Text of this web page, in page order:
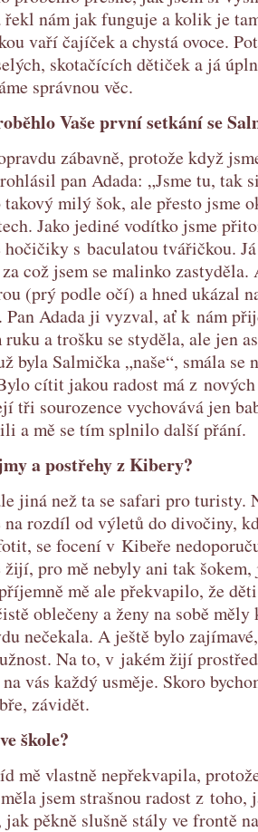
řekl nám jak funguje a kolik je
vaří čajíček a chystá ovoce.
skotačících dětiček a já
správnou věc.
Vaše první setkání se
zábavně, protože když
pan Adada: „Jsme tu, tak
milý šok, ale přesto jsme
Jako jediné vodítko jsme
s baculatou tvářičkou.
což jsem se malinko
(prý podle očí) a hned ukázal
Pan Adada ji vyzval, ať k nám
a trošku se styděla, ale jen
byla Salmička „naše“, smála se
cítit jakou radost má z
tři sourozence vychovává jen
a mě se tím splnilo další přání.
a postřehy z Kibery?
jiná než ta se safari pro turisty.
rozdíl od výletů do divočiny,
se focení v Kibeře
pro mě nebyly ani tak
mě ale překvapilo, že
oblečeny a ženy na sobě měly
nečekala. A ještě bylo
Na to, v jakém žijí
vás každý usměje. Skoro
závidět.
škole?
mě vlastně nepřekvapila,
jsem strašnou radost z toho,
pěkně slušně stály ve frontě